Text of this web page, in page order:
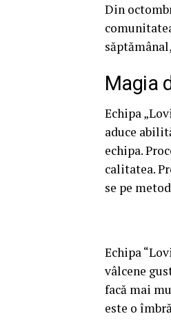
Din
Magia
Echipa
aduce
echipa.
calitatea.
se pe
Echipa
vâlcene
facă mai
este o